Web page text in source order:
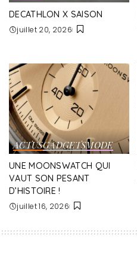
DECATHLON X SAISON
juillet 20, 2026
ACTUSGADGETSMODE
UNE MOONSWATCH QUI
VAUT SON PESANT
D’HISTOIRE !
juillet 16, 2026